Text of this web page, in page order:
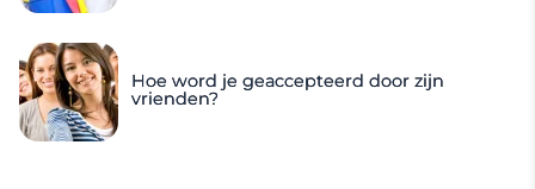
Hoe word je geaccepteerd door zijn
vrienden?